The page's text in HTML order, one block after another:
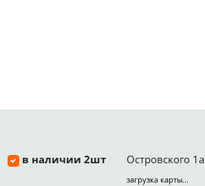
в наличии 2шт Островского 1а
загрузка карты...